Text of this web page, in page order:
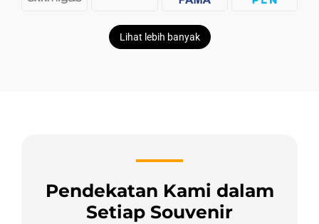
Lihat lebih banyak
Pendekatan Kami dalam
Setiap Souvenir